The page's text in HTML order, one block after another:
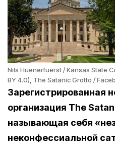
Nils Huenerfuerst / Kansas State
BY 4.0), The Satanic Grotto /
Зарегистрированная
организация The
называющая себя
неконфессиальной